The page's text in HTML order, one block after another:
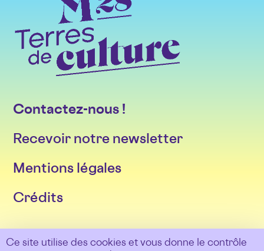
Ce site utilise des cookies et vous donne le contrôle
Contactez-nous !
Recevoir notre newsletter
Mentions légales
Crédits
Suivez-nous sur les réseaux